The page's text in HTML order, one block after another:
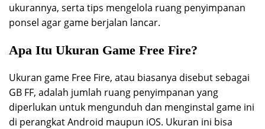
ukurannya, serta tips mengelola ruang penyimpanan
ponsel agar game berjalan lancar.
Apa Itu Ukuran Game Free Fire?
Ukuran game Free Fire, atau biasanya disebut sebagai
GB FF, adalah jumlah ruang penyimpanan yang
diperlukan untuk mengunduh dan menginstal game ini
di perangkat Android maupun iOS. Ukuran ini bisa